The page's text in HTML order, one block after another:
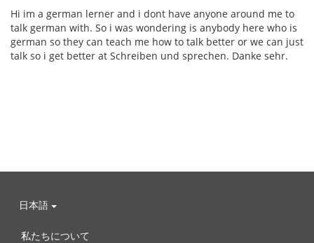
Hi im a german lerner and i dont have anyone around me to
talk german with. So i was wondering is anybody here who is
german so they can teach me how to talk better or we can just
talk so i get better at Schreiben und sprechen. Danke sehr.
日本語
私たちについて